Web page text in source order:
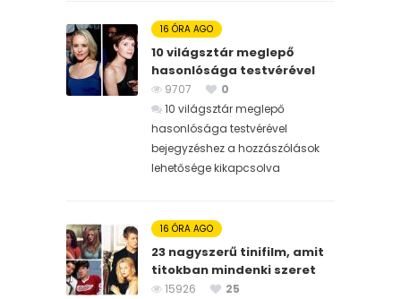
16 ÓRA AGO
10 világsztár meglepő
hasonlósága testvérével
9707
0
10 világsztár meglepő
hasonlósága testvérével
bejegyzéshez a hozzászólások
lehetősége kikapcsolva
16 ÓRA AGO
23 nagyszerű tinifilm, amit
titokban mindenki szeret
15926
25